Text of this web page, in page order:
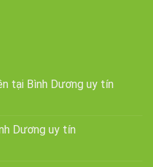
tại Bình Dương uy tín
Dương uy tín